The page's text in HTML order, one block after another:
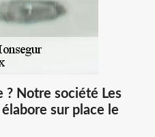
? Notre société Les
sur place le